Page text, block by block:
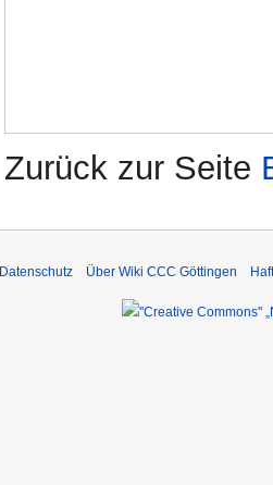
Zurück zur Seite
Datenschutz Über Wiki CCC Göttingen